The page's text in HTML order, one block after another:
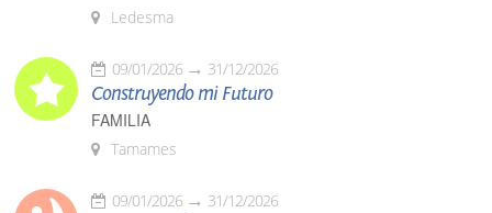
Ledesma
09/01/2026 31/12/2026
Construyendo mi Futuro
FAMILIA
Tamames
09/01/2026 31/12/2026